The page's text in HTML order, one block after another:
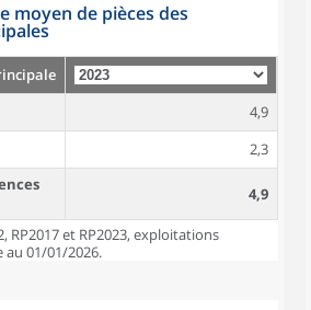
moyen de pièces des
4,9
2,3
4,9
RP2017 et RP2023, exploitations
au 01/01/2026.